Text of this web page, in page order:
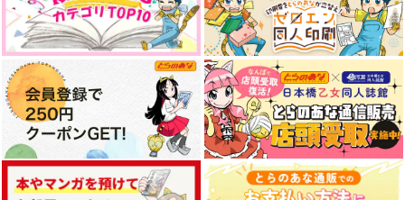
やらしく躾けて愛してあげる－Dom
／Subユニバース－２
最狂ヤンキーが僕だけに夢中な
件！？
なんかもうあーあって感じ。2 特装
版
僕の愛しいよなさん
アイドルマスター SideM
ドラマCD「甘くて熱くて息も
できない 4」